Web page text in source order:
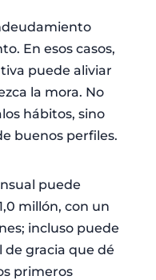
En esos casos,
puede aliviar
la mora. No
hábitos, sino
buenos perfiles.
puede
millón, con un
incluso puede
de gracia que dé
primeros